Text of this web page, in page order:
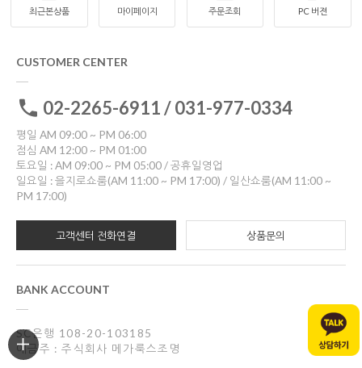
최근본상품 마이페이지 주문조회 PC 버젼
CUSTOMER CENTER
02-2265-6911 / 031-977-0334
평일 AM 09:00 ~ PM 06:00
점심 AM 12:00 ~ PM 01:00
토요일 : AM 09:00 ~ PM 05:00 / 공휴일영업
일요일 : 을지로쇼룸(AM 11:00 ~ PM 17:00) / 일산쇼룸(AM 11:00 ~
PM 17:00)
고객센터 전화연결 상품문의
BANK ACCOUNT
SC은행 108-20-103185
예금주 : 주식회사 메가룩스조명